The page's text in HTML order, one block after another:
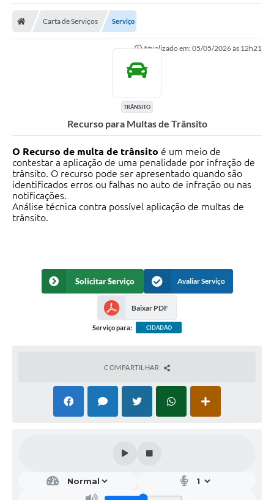
Carta de Serviços Serviço
Atualizado em: 05/05/2026 às 12h21
TRÂNSITO
Recurso para Multas de Trânsito
O Recurso de multa de trânsito é um meio de
contestar a aplicação de uma penalidade por infração de
trânsito. O recurso pode ser apresentado quando são
identificados erros ou falhas no auto de infração ou nas
notificações.
Análise técnica contra possível aplicação de multas de
trânsito.
Solicitar Serviço Avaliar Serviço
Baixar PDF
Serviço para: CIDADÃO
COMPARTILHAR